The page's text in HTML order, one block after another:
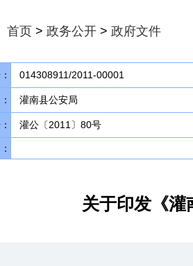
首页 > 政务公开 > 政府文件
014308911/2011-00001
灌南县公安局
灌公〔2011〕80号
关于印发《灌